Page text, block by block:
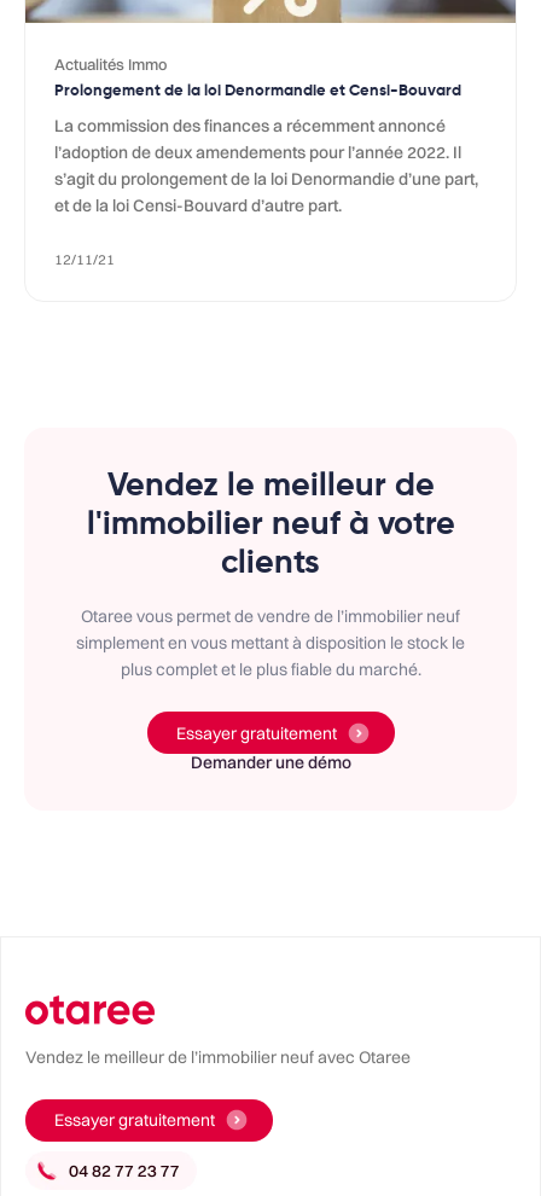
Actualités Immo
Prolongement de la loi Denormandie et Censi-Bouvard
La commission des finances a récemment annoncé
l’adoption de deux amendements pour l’année 2022. Il
s’agit du prolongement de la loi Denormandie d’une part,
et de la loi Censi-Bouvard d’autre part.
12/11/21
Vendez le meilleur de
l'immobilier neuf à votre
clients
Otaree vous permet de vendre de l’immobilier neuf
simplement en vous mettant à disposition le stock le
plus complet et le plus fiable du marché.
Essayer gratuitement
Demander une démo
Vendez le meilleur de l’immobilier neuf avec Otaree
Essayer gratuitement